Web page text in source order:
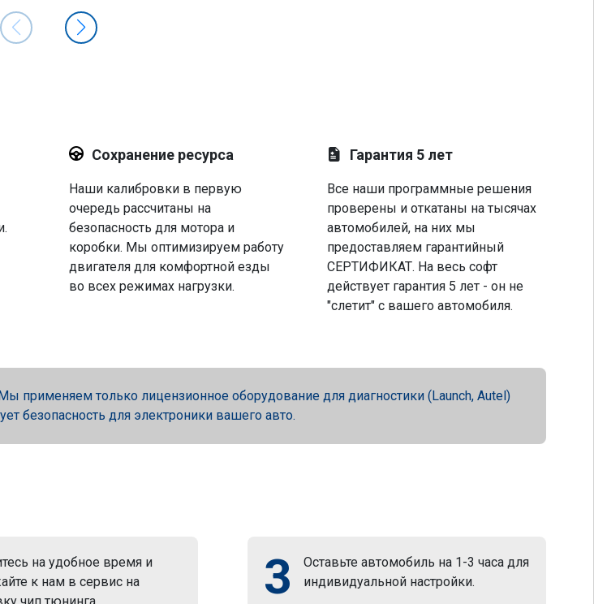
Сохранение ресурса
Наши калибровки в первую
очередь рассчитаны на
безопасность для мотора и
коробки. Мы оптимизируем работу
двигателя для комфортной езды
во всех режимах нагрузки.
Гарантия 5 лет
Все наши программные решения
проверены и откатаны на тысячах
автомобилей, на них мы
предоставляем гарантийный
СЕРТИФИКАТ. На весь софт
действует гарантия 5 лет - он не
"слетит" с вашего автомобиля.
применяем только лицензионное оборудование для диагностики (Launch, Autel)
безопасность для электроники вашего авто.
на удобное время и
к нам в сервис на
3
Оставьте автомобиль на 1-3 часа для
индивидуальной настройки.